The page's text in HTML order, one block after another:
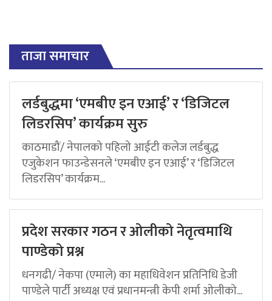
ताजा समाचार
लर्डबुद्धमा ‘एमबीए इन एआई’ र ‘डिजिटल
लिडरसिप’ कार्यक्रम सुरु
काठमाडौं/ नेपालको पहिलो आईटी कलेज लर्डबुद्ध
एजुकेशन फाउन्डेसनले ‘एमबीए इन एआई’ र ‘डिजिटल
लिडरसिप’ कार्यक्रम...
प्रदेश सरकार गठन र ओलीको नेतृत्वमाथि
पाण्डेको प्रश्न
धनगढी/ नेकपा (एमाले) का महाधिवेशन प्रतिनिधि डेजी
पाण्डेले पार्टी अध्यक्ष एवं प्रधानमन्त्री केपी शर्मा ओलीको...